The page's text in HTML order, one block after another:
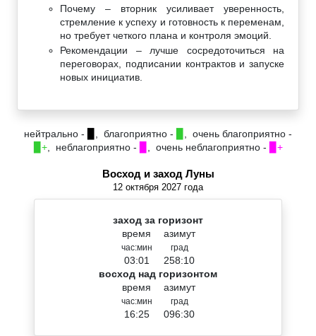
Почему – вторник усиливает уверенность,
стремление к успеху и готовность к переменам,
но требует четкого плана и контроля эмоций.
Рекомендации – лучше сосредоточиться на
переговорах, подписании контрактов и запуске
новых инициатив.
нейтрально - , благоприятно -
, очень благоприятно -
▉+, неблагоприятно - , очень неблагоприятно - ▉+
Восход и заход Луны
12 октября 2027 года
заход за горизонт
время
час:мин
03:01
азимут
град
258:10
восход над горизонтом
время
час:мин
16:25
азимут
град
096:30